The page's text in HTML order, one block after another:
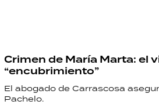
Crimen de María Marta: el
“encubrimiento”
El abogado de Carrascosa
Pachelo.